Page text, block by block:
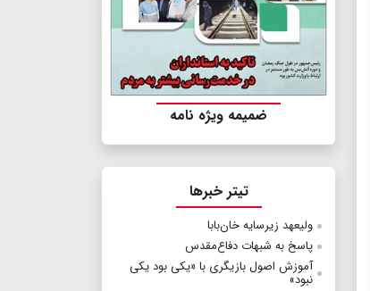
ضمیمه ویژه نامه
تیتر خبرها
ولیعهد زیرسایه خان‌بابا
پاسخ به شبهات دفاع‌مقدس
آموزش اصول بازیگری با «یکی بود یکی
نبود»